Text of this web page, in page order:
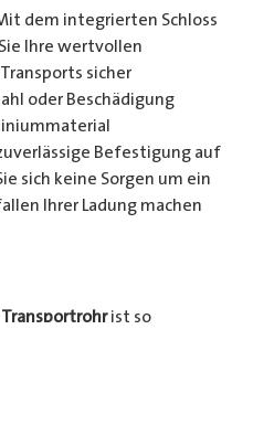
dem integrierten Schloss
Ihre wertvollen
sicher
oder Beschädigung
Befestigung auf
sich keine Sorgen um ein
Ihrer Ladung machen
Transportrohrist so
transportieren kann